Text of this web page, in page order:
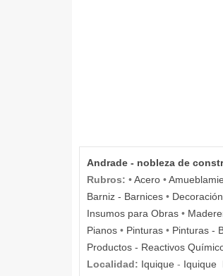
Andrade - nobleza de
Rubros: •Acero •
Barniz - Barnices •
Insumos para Obras •
Pianos • Pinturas • Pinturas -
Productos - Reactivos
Localidad: Iquique - Iquique